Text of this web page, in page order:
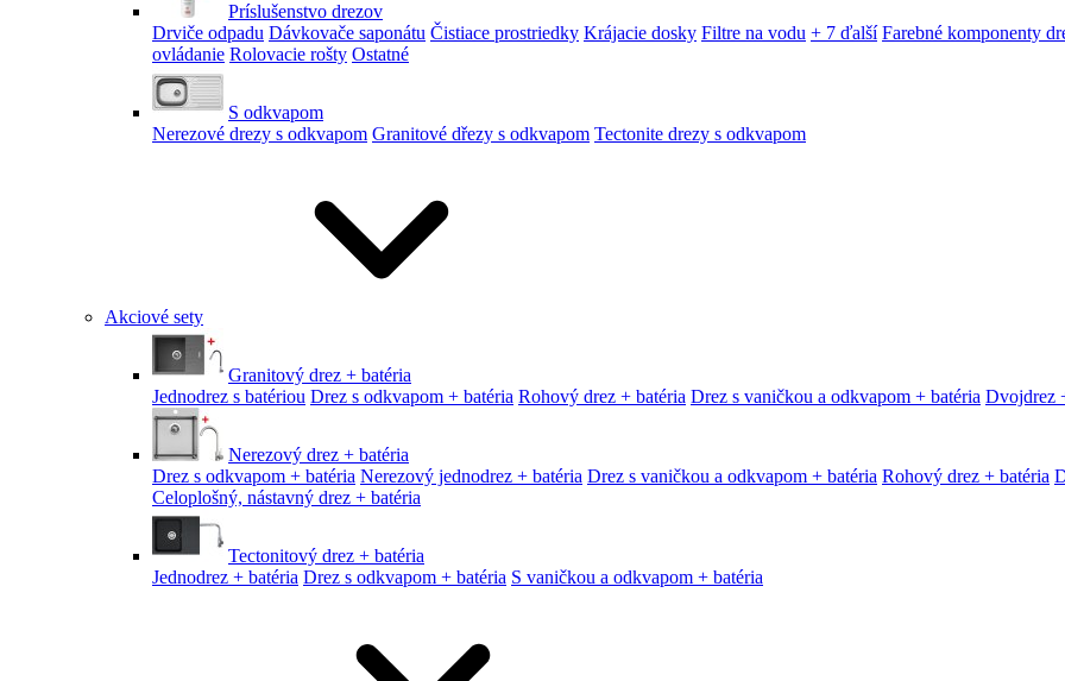
Príslušenstvo drezov
Drviče odpadu Dávkovače saponátu Čistiace prostriedky Krájacie dosky Filtre na vodu + 7 ďalší Farebné komponenty
ovládanie Rolovacie rošty Ostatné
S odkvapom
Nerezové drezy s odkvapom Granitové dřezy s odkvapom Tectonite drezy s odkvapom
Akciové sety
Granitový drez + batéria
Jednodrez s batériou Drez s odkvapom + batéria Rohový drez + batéria Drez s vaničkou a odkvapom + batéria Dvojdrez
Nerezový drez + batéria
Drez s odkvapom + batéria Nerezový jednodrez + batéria Drez s vaničkou a odkvapom + batéria Rohový drez + batéria
Celoplošný, nástavný drez + batéria
Tectonitový drez + batéria
Jednodrez + batéria Drez s odkvapom + batéria S vaničkou a odkvapom + batéria